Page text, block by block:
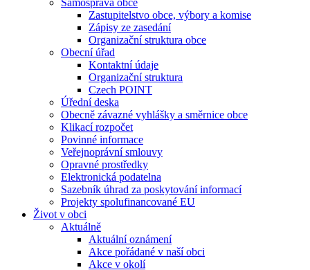
Samospráva obce
Zastupitelstvo obce, výbory a komise
Zápisy ze zasedání
Organizační struktura obce
Obecní úřad
Kontaktní údaje
Organizační struktura
Czech POINT
Úřední deska
Obecně závazné vyhlášky a směrnice obce
Klikací rozpočet
Povinné informace
Veřejnoprávní smlouvy
Opravné prostředky
Elektronická podatelna
Sazebník úhrad za poskytování informací
Projekty spolufinancované EU
Život v obci
Aktuálně
Aktuální oznámení
Akce pořádané v naší obci
Akce v okolí